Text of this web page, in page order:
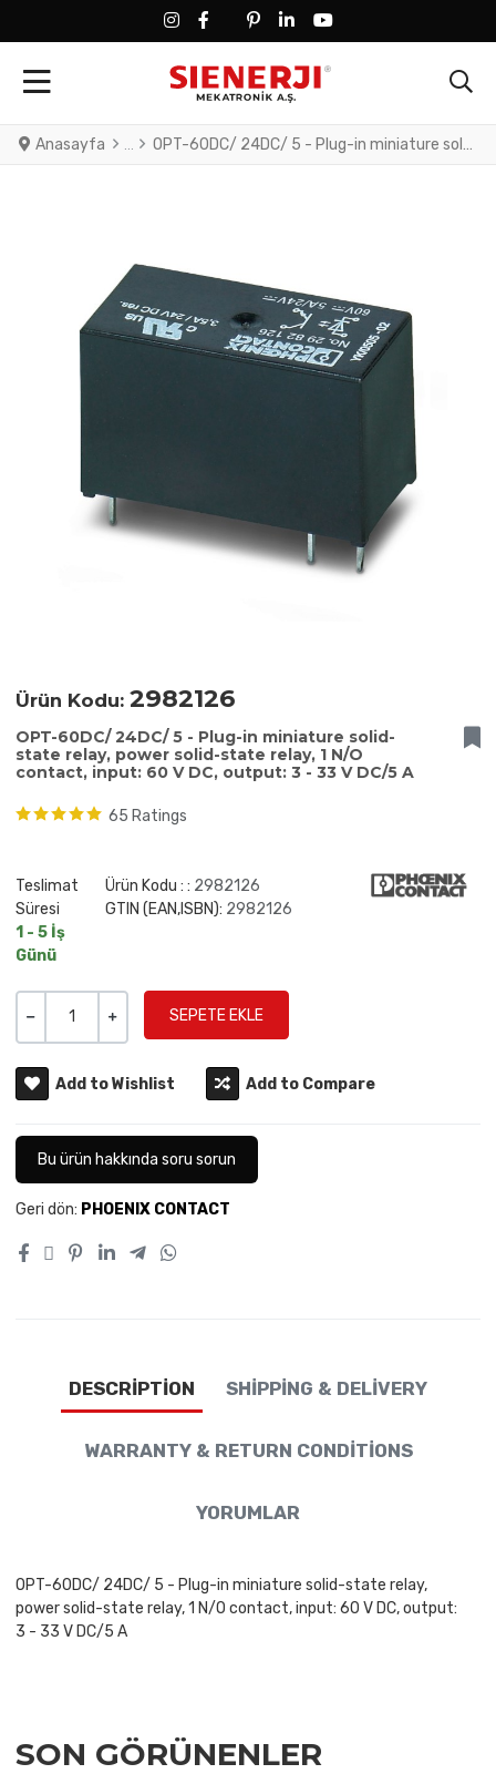
FACEBOOK SOCIAL LINK
FACEBOOK SOCIAL LINK
TWITTER SOCIAL LINK
PINTEREST SOCIAL LINK
LINKEDIN SOCIAL LINK
YOUTUBE SOCIAL LINK
Anasayfa OPT-60DC/ 24DC/ 5 - Plug-in miniature solid-state relay, power solid-state relay, 1 N/O contact, input: 60 V DC, output: 3 - 33 V DC/5 A
Ürün Kodu: 2982126
OPT-60DC/ 24DC/ 5 - Plug-in miniature solid-
state relay, power solid-state relay, 1 N/O
contact, input: 60 V DC, output: 3 - 33 V DC/5 A
65 Ratings
Teslimat
Süresi
1 - 5 İş
Günü
Ürün Kodu : : 2982126
GTIN (EAN,ISBN): 2982126
Add to Wishlist Add to Compare
Bu ürün hakkında soru sorun
Geri dön: PHOENIX CONTACT
DESCRIPTION SHIPPING & DELIVERY
WARRANTY & RETURN CONDITIONS
YORUMLAR
OPT-60DC/ 24DC/ 5 - Plug-in miniature solid-state relay,
power solid-state relay, 1 N/O contact, input: 60 V DC, output:
3 - 33 V DC/5 A
SON GÖRÜNENLER